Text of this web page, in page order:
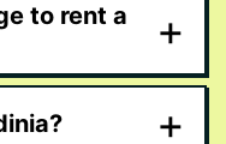
to rent a
+
+